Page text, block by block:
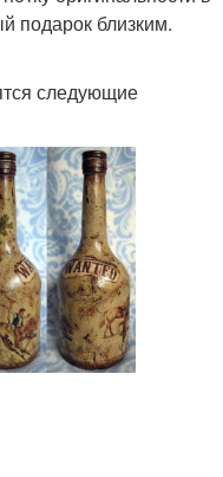
подарок близким.
следующие